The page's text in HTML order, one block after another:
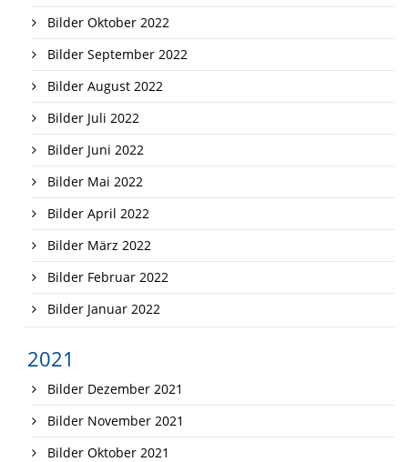
Bilder Oktober 2022
Bilder September 2022
Bilder August 2022
Bilder Juli 2022
Bilder Juni 2022
Bilder Mai 2022
Bilder April 2022
Bilder März 2022
Bilder Februar 2022
Bilder Januar 2022
2021
Bilder Dezember 2021
Bilder November 2021
Bilder Oktober 2021